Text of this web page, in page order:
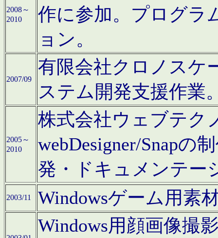
2008～
2010
作に参加。プログラ
ョン。
2007/09
有限会社クロノスケ
ステム開発支援作業
2005～
2010
株式会社ウェブテク
webDesigner/Snapの
発・ドキュメンテー
2003/11 Windowsゲーム用素
Windows用顔画像撮